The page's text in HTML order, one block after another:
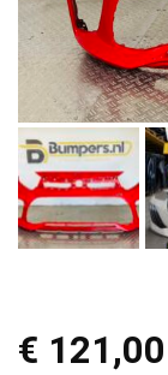
€ 121,00